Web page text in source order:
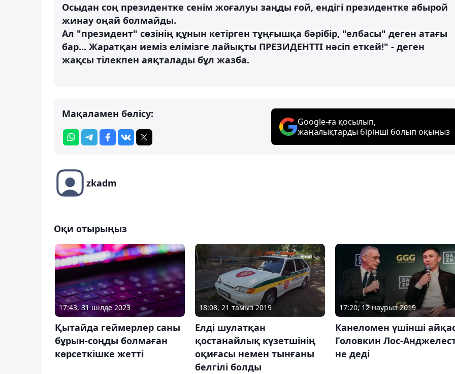
Осыдан соң президентке сенім жоғалуы заңды ғой, ендігі президентке абырой
жинау оңай болмайды.
Ал "президент" сөзінің құнын кетірген тұңғышқа бəрібір, "елбасы" деген атағы
бар... Жаратқан иеміз елімізге лайықты ПРЕЗИДЕНТТІ нəсіп еткей!" - деген
жақсы тілекпен аяқталады бұл жазба.
Мақаламен бөлісу:
Google-ға қосылып,
жаңалықтарды бірінші болып оқыңыз
zkadm
Оқи отырыңыз
17:43, 31 шілде 2023
Қытайда геймерлер саны
бұрын-соңды болмаған
көрсеткішке жетті
18:08, 21 тамыз 2019
Елді шулатқан
қостанайлық күзетшінің
оқиғасы немен тынғаны
белгілі болды
17:20, 12 наурыз 2019
Канеломен үшінші
Головкин Лос-
не деді